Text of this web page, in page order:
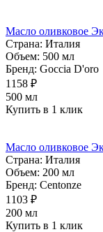
Масло оливковое
Страна: Италия
Объем: 500 мл
Бренд: Goccia D'oro
1158 ₽
500 мл
Купить в 1 клик
Масло оливковое
Страна: Италия
Объем: 200 мл
Бренд: Centonze
1103 ₽
200 мл
Купить в 1 клик